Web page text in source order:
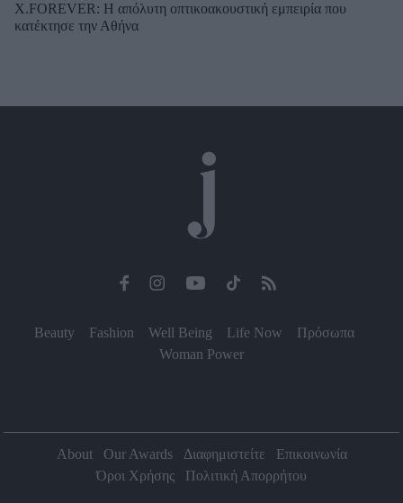
X.FOREVER: Η απόλυτη οπτικοακουστική εμπειρία που
κατέκτησε την Αθήνα
Beauty Fashion Well Being Life Now
Πρόσωπα
Woman Power
About Our Awards Διαφημιστείτε
Επικοινωνία
Όροι Χρήσης
Πολιτική Απορρήτου